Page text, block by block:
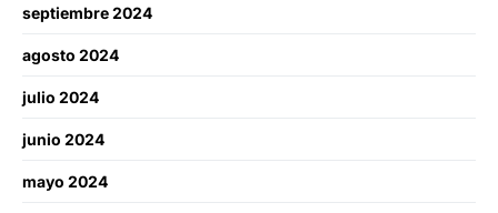
septiembre 2024
agosto 2024
julio 2024
junio 2024
mayo 2024